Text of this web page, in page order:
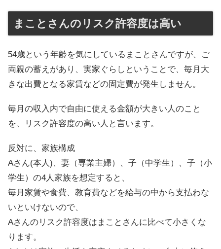
まことさんのリスク許容度は高い
54歳という年齢を気にしているまことさんですが、ご
両親の蓄えがあり、実家ぐらしということで、毎月大
きな出費となる家賃などの固定費が発生しません。
毎月の収入内で自由に使える金額が大きい人のこと
を、リスク許容度の高い人と言います。
反対に、家族構成
Aさん(本人)、妻（専業主婦）、子（中学生）、子（小
学生）の4人家族を想定すると、
毎月家賃や食費、教育費などを給与の中から支払わな
いといけないので、
Aさんのリスク許容度はまことさんに比べて小さくな
ります。